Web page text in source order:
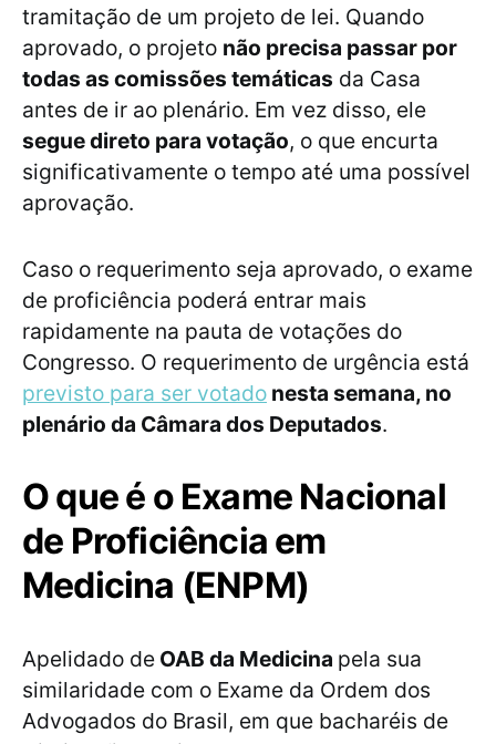
tramitação de um projeto de lei. Quando
aprovado, o projeto não precisa passar por
todas as comissões temáticas da Casa
antes de ir ao plenário. Em vez disso, ele
segue direto para votação, o que encurta
significativamente o tempo até uma possível
aprovação.
Caso o requerimento seja aprovado, o exame
de proficiência poderá entrar mais
rapidamente na pauta de votações do
Congresso. O requerimento de urgência está
previsto para ser votado nesta semana, no
plenário da Câmara dos Deputados.
O que é o Exame Nacional
de Proficiência em
Medicina (ENPM)
Apelidado de OAB da Medicina pela sua
similaridade com o Exame da Ordem dos
Advogados do Brasil, em que bacharéis de